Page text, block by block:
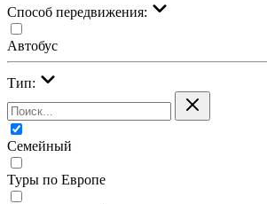
Cпособ передвижения:
Автобус
Тип:
Семейный
Туры по Европе